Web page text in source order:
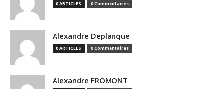
0 ARTICLES 0 Commentaires
Alexandre Deplanque
0 ARTICLES 0 Commentaires
Alexandre FROMONT